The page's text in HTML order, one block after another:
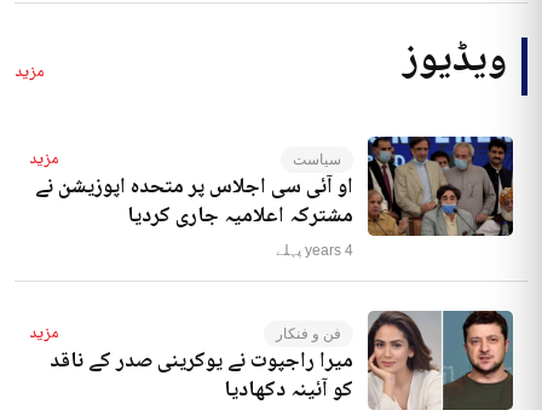
ویڈیوز مزید
سیاست مزید
او آئی سی اجلاس پر متحدہ اپوزیشن نے
مشترکہ اعلامیہ جاری کردیا
4 years پہلے
فن و فنکار مزید
میرا راجپوت نے یوکرینی صدر کے ناقد
کو آئینہ دکھادیا